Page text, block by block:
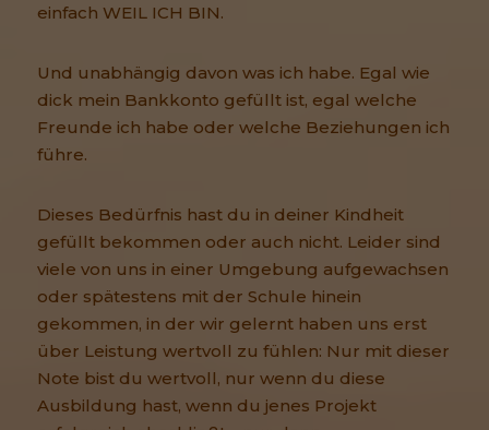
einfach WEIL ICH BIN.
Und unabhängig davon was ich habe. Egal wie
dick mein Bankkonto gefüllt ist, egal welche
Freunde ich habe oder welche Beziehungen ich
führe.
Dieses Bedürfnis hast du in deiner Kindheit
gefüllt bekommen oder auch nicht. Leider sind
viele von uns in einer Umgebung aufgewachsen
oder spätestens mit der Schule hinein
gekommen, in der wir gelernt haben uns erst
über Leistung wertvoll zu fühlen: Nur mit dieser
Note bist du wertvoll, nur wenn du diese
Ausbildung hast, wenn du jenes Projekt